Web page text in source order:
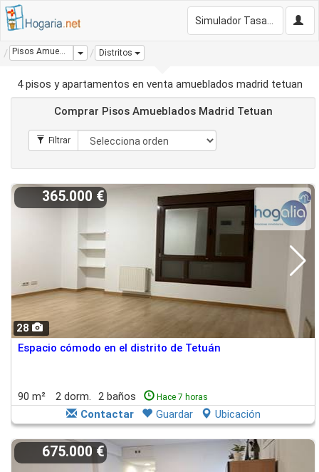
Pisos Amueblados Madrid Tetuan Dropdown
Distritos
4 pisos y apartamentos en venta amueblados madrid tetuan
Comprar Pisos Amueblados Madrid Tetuan
28
365.000 €
Espacio cómodo en el distrito de Tetuán
90 m² 2 dorm. 2 baños Hace 7 horas
Contactar Guardar Ubicación
675.000 €